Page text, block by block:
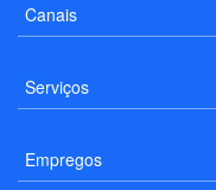
Canais
Serviços
Empregos